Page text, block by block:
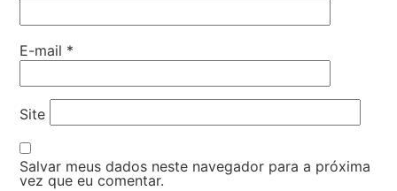
E-mail *
Site
Salvar meus dados neste navegador para a próxima
vez que eu comentar.